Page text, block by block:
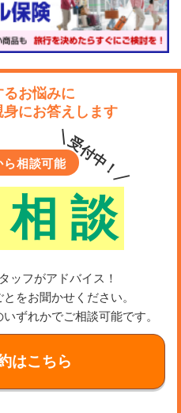
お悩みに
にお答えします
ら相談可能
相 談
＼受付中！／
ッフがアドバイス！
をお聞かせください。
ずれかでご相談可能です。
はこちら